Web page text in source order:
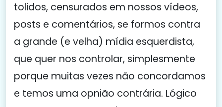
tolidos, censurados em nossos vídeos,
posts e comentários, se formos contra
a grande (e velha) mídia esquerdista,
que quer nos controlar, simplesmente
porque muitas vezes não concordamos
e temos uma opnião contrária. Lógico